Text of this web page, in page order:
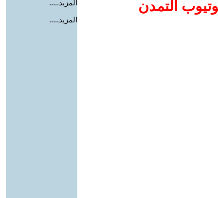
التمدن المزيد.....
المزيد.....